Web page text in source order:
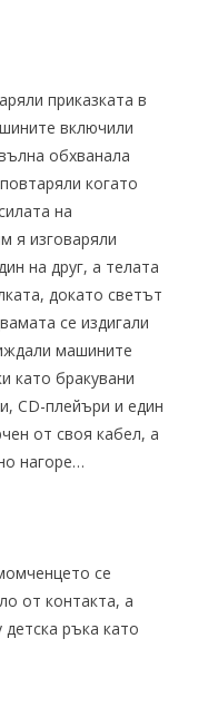
приказката в
включили
обхванала
когато
на
я изговаряли
на друг, а телата
докато светът
се издигали
машините
като бракувани
CD-плейъри и един
от своя кабел, а
нагоре…
се
от контакта, а
ръка като